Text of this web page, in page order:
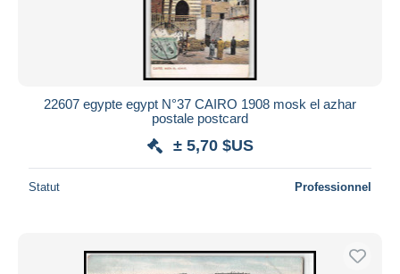
22607 egypte egypt N°37 CAIRO 1908 mosk el azhar
postale postcard
± 5,70 $US
Statut Professionnel